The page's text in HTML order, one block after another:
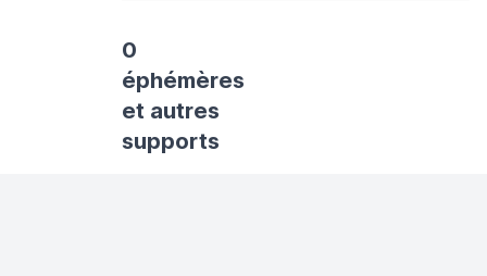
0
éphémères
et autres
supports